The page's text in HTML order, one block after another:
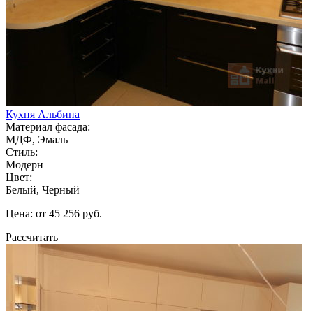
Кухня Альбина
Материал фасада:
МДФ, Эмаль
Стиль:
Модерн
Цвет:
Белый, Черный
Цена: от 45 256 руб.
Рассчитать